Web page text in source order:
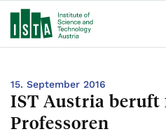
15. September 2016
IST Austria beruft
Professoren